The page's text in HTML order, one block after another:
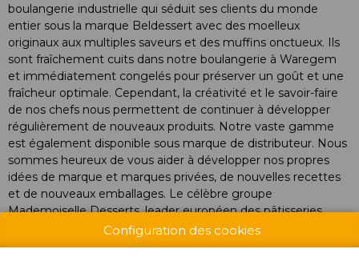
boulangerie industrielle qui séduit ses clients du monde
entier sous la marque Beldessert avec des moelleux
originaux aux multiples saveurs et des muffins onctueux. Ils
sont fraîchement cuits dans notre boulangerie à Waregem
et immédiatement congelés pour préserver un goût et une
fraîcheur optimale. Cependant, la créativité et le savoir-faire
de nos chefs nous permettent de continuer à développer
régulièrement de nouveaux produits. Notre vaste gamme
est également disponible sous marque de distributeur. Nous
sommes heureux de vous aider à développer nos propres
idées de marque et marques privées, de nouvelles recettes
et de nouveaux emballages. Le célèbre groupe
Mademoiselle Desserts, leader européen des pâtisseries
surgelées pour les professionnels, a repris les activités de
Galana depuis début juillet. Cela élargira encore notre offre à
Configuration des cookies